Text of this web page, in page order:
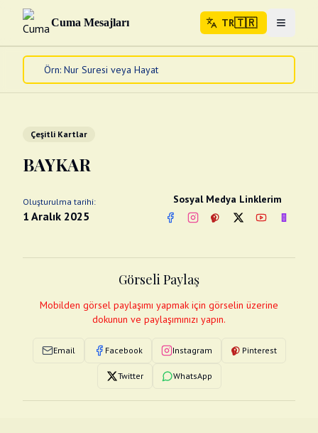
Cuma Mesajları TR🇹🇷 Menuyu
Ana Sayfa
Diğer
Abdest Videoları
Fotograflar
Çeşitli Kartlar
BAYKAR
Oluşturulma tarihi:
1 Aralık 2025
Sosyal Medya Linklerim
FacebookInstagram
PinterestTwitterYouTube
Görseli Paylaş
Mobilden görsel paylaşımı yapmak için görselin üzerine
dokunun ve paylaşımınızı yapın.
Email Facebook Instagram Pinterest
Twitter WhatsApp